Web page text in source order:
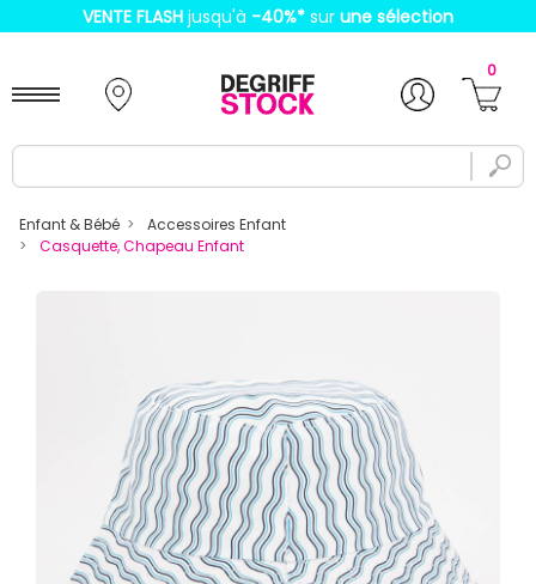
VENTE FLASH jusqu'à -40%* sur une sélection
0
Enfant & Bébé
Accessoires Enfant
Casquette, Chapeau Enfant